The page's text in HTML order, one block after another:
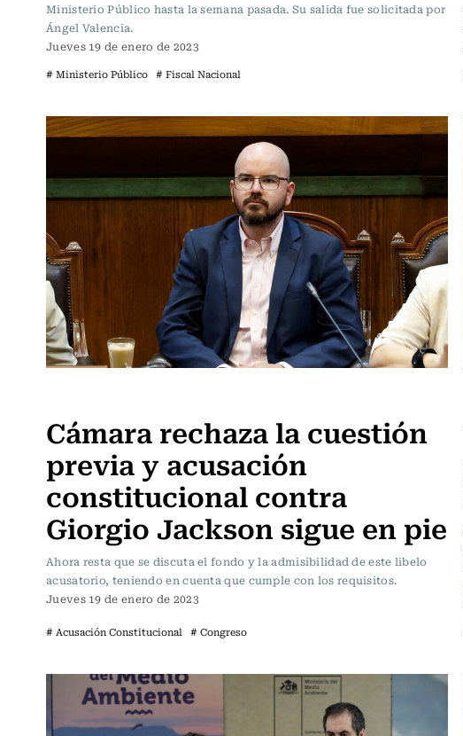
Ministerio Público hasta la semana pasada. Su salida fue solicitada por
Ángel Valencia.
Jueves 19 de enero de 2023
# Ministerio Público # Fiscal Nacional
Cámara rechaza la cuestión
previa y acusación
constitucional contra
Giorgio Jackson sigue en pie
Ahora resta que se discuta el fondo y la admisibilidad de este libelo
acusatorio, teniendo en cuenta que cumple con los requisitos.
Jueves 19 de enero de 2023
# Acusación Constitucional # Congreso